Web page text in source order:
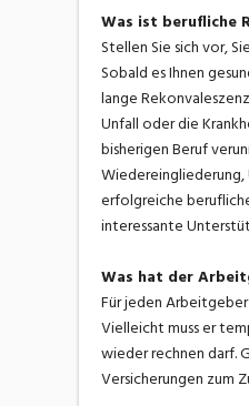
Was ist berufliche
Stellen Sie sich vor,
Sobald es Ihnen
lange
Unfall oder die
bisherigen Beruf
Wiedereingliederung,
erfolgreiche
interessante
Was hat der
Für jeden
Vielleicht muss er
wieder rechnen darf.
Versicherungen zum